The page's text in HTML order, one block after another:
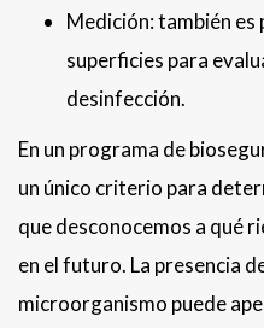
Medición: también es
superficies para
desinfección.
En un programa de
un único criterio para
que desconocemos a qué
en el futuro. La presencia
microorganismo puede